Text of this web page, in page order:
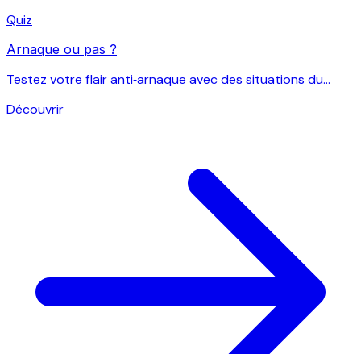
Quiz
Arnaque ou pas ?
Testez votre flair anti‑arnaque avec des situations du...
Découvrir